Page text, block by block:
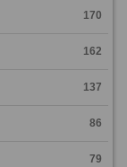
170
162
137
86
79